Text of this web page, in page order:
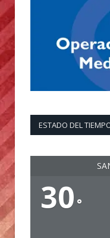
ESTADO DEL
30 °